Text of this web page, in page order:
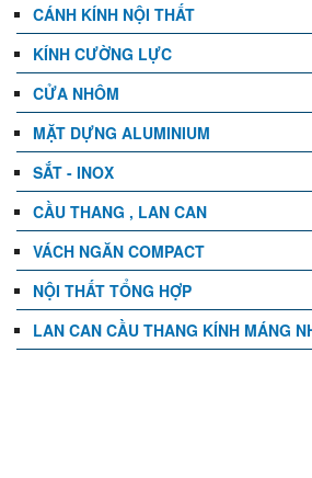
CÁNH KÍNH NỘI THẤT
KÍNH CƯỜNG LỰC
CỬA NHÔM
MẶT DỰNG ALUMINIUM
SẮT - INOX
CẦU THANG , LAN CAN
VÁCH NGĂN COMPACT
NỘI THẤT TỔNG HỢP
LAN CAN CẦU THANG KÍNH MÁNG